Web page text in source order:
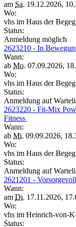
am Sa. 19.12.2026,
Wo:
vhs im Haus der
Status:
Anmeldung möglich
2623210 - In
Wann:
ab Mo. 07.09.2026,
Wo:
vhs im Haus der
Status:
Anmeldung auf
2623220 - Fit-Mix
Fitness
Wann:
ab Mi. 09.09.2026,
Wo:
vhs im Haus der
Status:
Anmeldung auf
2621201 -
Wann:
am Di. 17.11.2026,
Wo:
vhs im Heinrich-von-
Status: